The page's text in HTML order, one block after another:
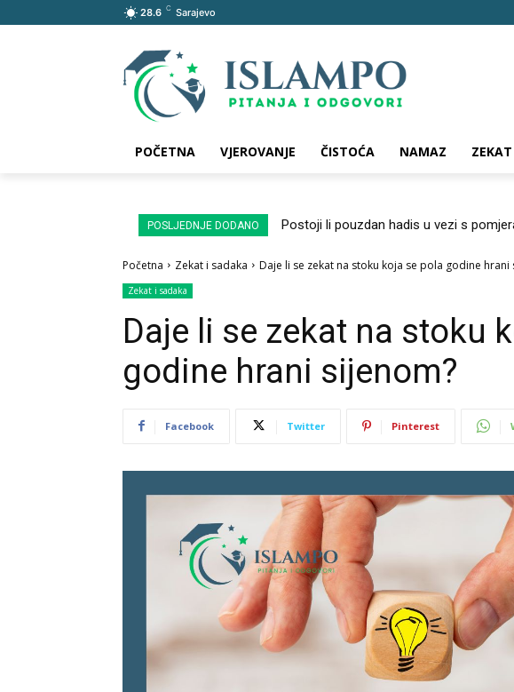
28.6 C Sarajevo
POČETNA VJEROVANJE ČISTOĆA NAMAZ
POSLJEDNJE DODANO Postoji li pouzdan hadis u vezi s
Početna Zekat i sadaka Daje li se zekat na stoku koja se pola godine hrani
Zekat i sadaka
Daje li se zekat na stoku
godine hrani sijenom?
Facebook Twitter Pinterest